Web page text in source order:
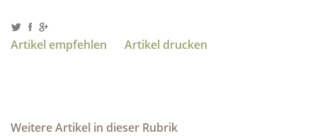
Artikel empfehlen Artikel drucken
Weitere Artikel in dieser Rubrik